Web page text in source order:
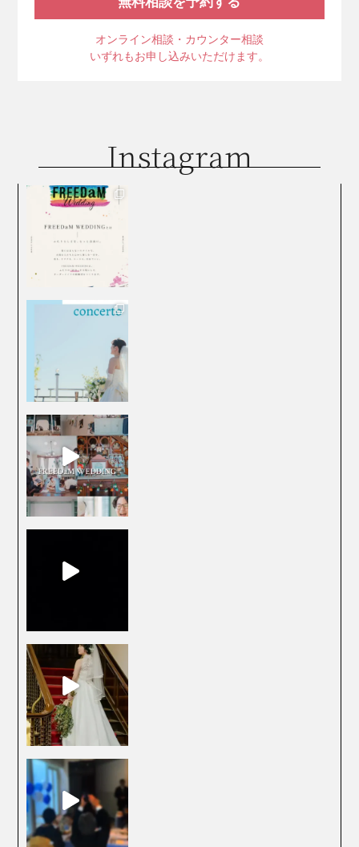
オンライン相談・カウンター相談
いずれもお申し込みいただけます。
Instagram